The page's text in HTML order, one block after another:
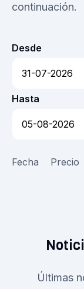
continuación.
Desde
Hasta
Fecha Precio
Últimas